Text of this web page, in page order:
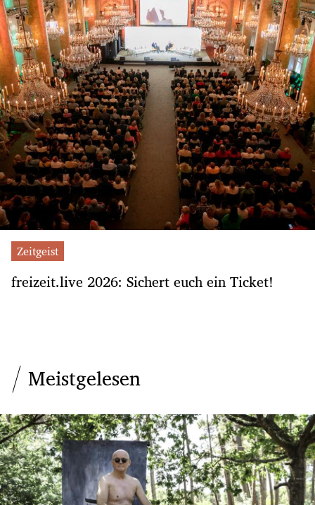
Zeitgeist
freizeit.live 2026: Sichert euch ein Ticket!
Meistgelesen